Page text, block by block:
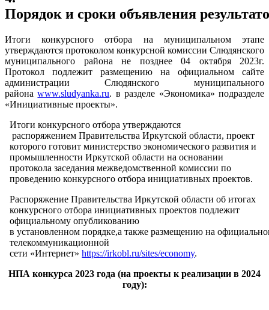
Порядок и сроки объявления
Итоги конкурсного отбора на муниципальном этапе
утверждаются протоколом конкурсной комиссии Слюдянского
муниципального района не позднее 04 октября 2023г.
Протокол подлежит размещению на официальном сайте
администрации Слюдянского муниципального
районаwww.sludyanka.ru. в разделе «Экономика» подразделе
«Инициативные проекты».
Итоги конкурсного отбора утверждаются
распоряжением Правительства Иркутской области, проект
которого готовит министерство экономического развития и
промышленности Иркутской области на основании
протокола заседания межведомственной комиссии по
проведению конкурсного отбора инициативных проектов.
Распоряжение Правительства Иркутской области об итогах
конкурсного отбора инициативных проектов подлежит
официальному опубликованию
в установленном порядке,а также размещению на
телекоммуникационной
сети «Интернет»https://irkobl.ru/sites/economy.
НПА конкурса 2023 года (на проекты к реализации в 2024
году):